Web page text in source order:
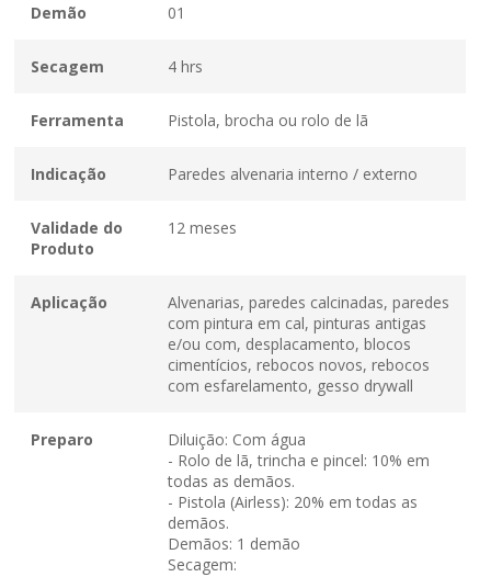
Demão 01
Secagem 4 hrs
Ferramenta Pistola, brocha ou rolo de lã
Indicação Paredes alvenaria interno / externo
Validade do
Produto
12 meses
Aplicação
Alvenarias, paredes calcinadas, paredes
com pintura em cal, pinturas antigas
e/ou com, desplacamento, blocos
cimentícios, rebocos novos, rebocos
com esfarelamento, gesso drywall
Preparo
Diluição: Com água
- Rolo de lã, trincha e pincel: 10% em
todas as demãos.
- Pistola (Airless): 20% em todas as
demãos.
Demãos: 1 demão
Secagem: